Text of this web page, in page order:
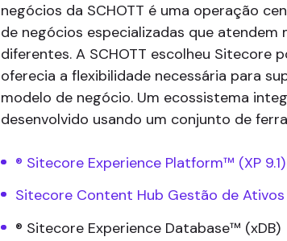
negócios da SCHOTT é uma operação
de negócios especializadas que atendem
diferentes. A SCHOTT escolheu Sitecore
oferecia a flexibilidade necessária para
modelo de negócio. Um ecossistema
desenvolvido usando um conjunto de
® Sitecore Experience Platform™ (XP 9.1)
Sitecore Content Hub Gestão de
® Sitecore Experience Database™ (xDB)